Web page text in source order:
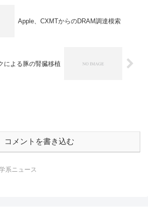
Apple、CXMTからのDRAM調達模索
による豚の腎臓移植
コメントを書き込む
系ニュース